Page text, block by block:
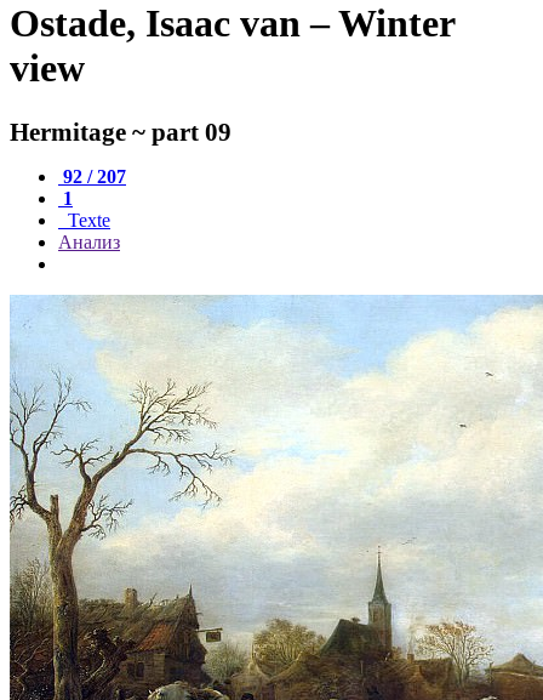
Ostade, Isaac van – Winter
view
Hermitage ~ part 09
92 / 207
1
Texte
Анализ